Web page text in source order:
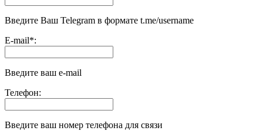
Введите Ваш Telegram в формате t.me/username
E-mail*:
Введите ваш e-mail
Телефон:
Введите ваш номер телефона для связи